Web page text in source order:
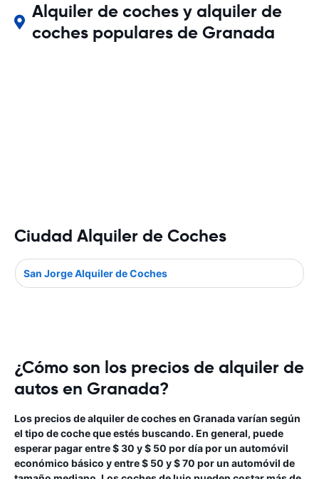
Alquiler de coches y alquiler de
coches populares de Granada
Ciudad Alquiler de Coches
San Jorge Alquiler de Coches
¿Cómo son los precios de alquiler de
autos en Granada?
Los precios de alquiler de coches en Granada varían según
el tipo de coche que estés buscando. En general, puede
esperar pagar entre $ 30 y $ 50 por día por un automóvil
económico básico y entre $ 50 y $ 70 por un automóvil de